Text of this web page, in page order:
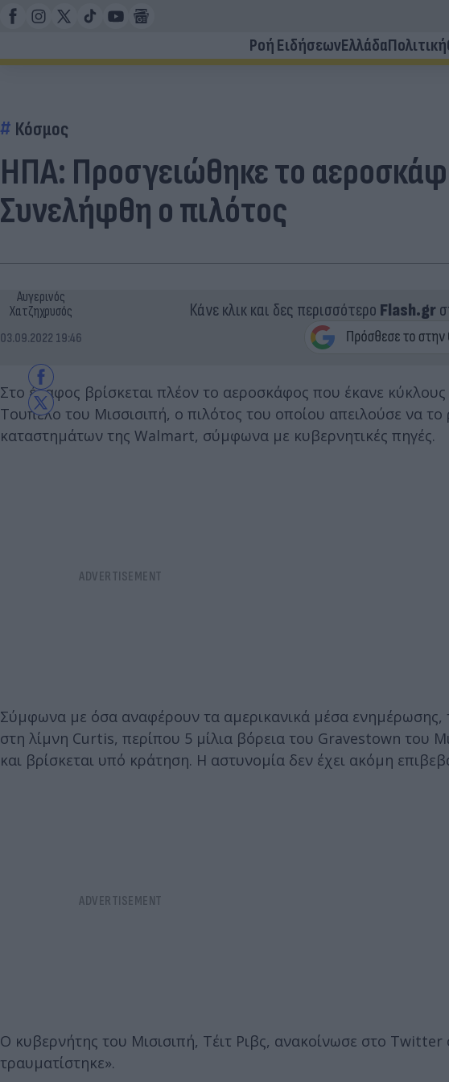
Ροή ΕιδήσεωνΕλλάδαΠολιτική
Κόσμος
ΗΠΑ: Προσγειώθηκε το
Συνελήφθη ο πιλότος
Αυγερινός
Χατζηχρυσός
03.09.2022 19:46
Κάνε κλικ και δες περισσότερο Flash.gr
Στο έδαφος βρίσκεται πλέον το αεροσκάφος που έκανε
Τουπέλο του Μισσισιπή, ο πιλότος του οποίου απειλούσε να το
καταστημάτων της Walmart, σύμφωνα με κυβερνητικές πηγές.
Σύμφωνα με όσα αναφέρουν τα αμερικανικά μέσα
στη λίμνη Curtis, περίπου 5 μίλια βόρεια του Gravestown του
και βρίσκεται υπό κράτηση. Η αστυνομία δεν έχει ακόμη
Ο κυβερνήτης του Μισισιπή, Τέιτ Ριβς, ανακοίνωσε στο Twitter
τραυματίστηκε».